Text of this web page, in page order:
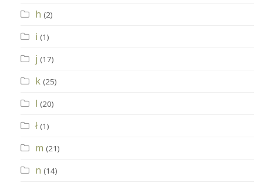
h (2)
i (1)
j (17)
k (25)
l (20)
ł (1)
m (21)
n (14)